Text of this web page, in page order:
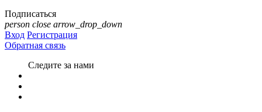
Подписаться
person close arrow_drop_down
Вход Регистрация
Обратная связь
Следите за нами